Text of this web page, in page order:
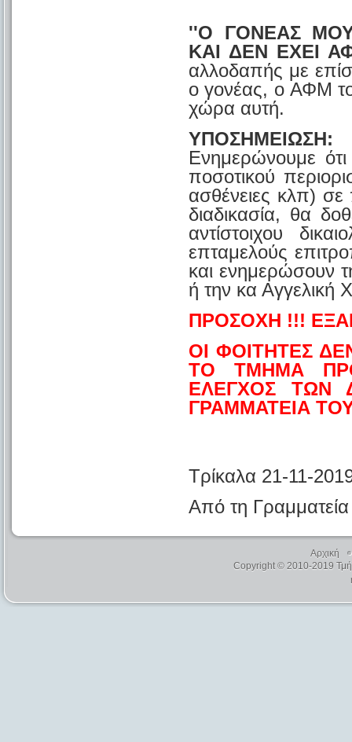
''Ο ΓΟΝΕΑΣ ΜΟΥ
ΚΑΙ ΔΕΝ ΕΧΕΙ
αλλοδαπής με
ο γονέας, o ΑΦΜ
χώρα αυτή.
ΥΠΟΣΗΜΕΙΩΣΗ:
Ενημερώνουμε
ποσοτικού
ασθένειες κλπ)
διαδικασία, θα
αντίστοιχου
επταμελούς
και ενημερώσουν
ή την κα Αγγελική
ΠΡΟΣΟΧΗ !!!
ΟΙ ΦΟΙΤΗΤΕΣ
ΤΟ ΤΜΗΜΑ
ΕΛΕΓΧΟΣ ΤΩΝ
ΓΡΑΜΜΑΤΕΙΑ
Τρίκαλα 21-11-
Από τη Γραμματεία
Αρχική
Copyright © 2010-2019